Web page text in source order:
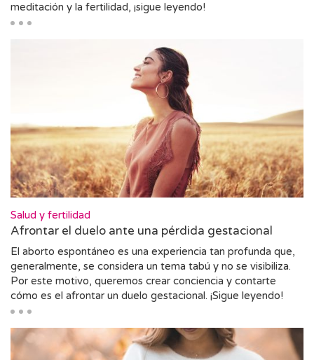
meditación y la fertilidad, ¡sigue leyendo!
Salud y fertilidad
Afrontar el duelo ante una pérdida gestacional
El aborto espontáneo es una experiencia tan profunda que,
generalmente, se considera un tema tabú y no se visibiliza.
Por este motivo, queremos crear conciencia y contarte
cómo es el afrontar un duelo gestacional. ¡Sigue leyendo!